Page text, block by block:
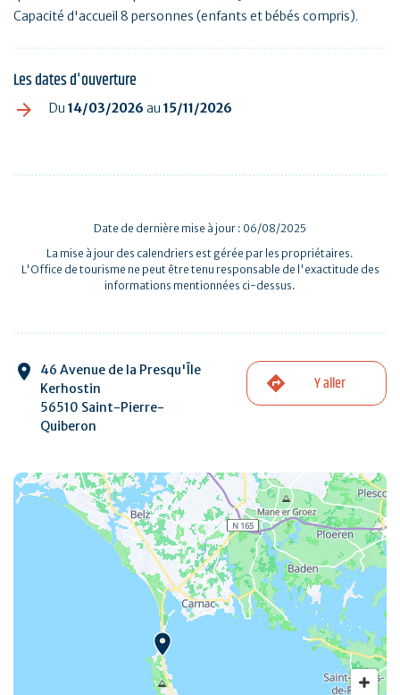
Capacité d'accueil 8 personnes (enfants et bébés compris).
Les dates d'ouverture
Du 14/03/2026 au 15/11/2026
Date de dernière mise à jour : 06/08/2025
La mise à jour des calendriers est gérée par les propriétaires.
L'Office de tourisme ne peut être tenu responsable de l'exactitude des
informations mentionnées ci-dessus.
46 Avenue de la Presqu'Île
Kerhostin
56510 Saint-Pierre-
Quiberon
Y aller